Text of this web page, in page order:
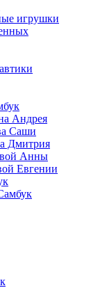
игрушки
Андрея
Саши
Дмитрия
Анны
Евгении